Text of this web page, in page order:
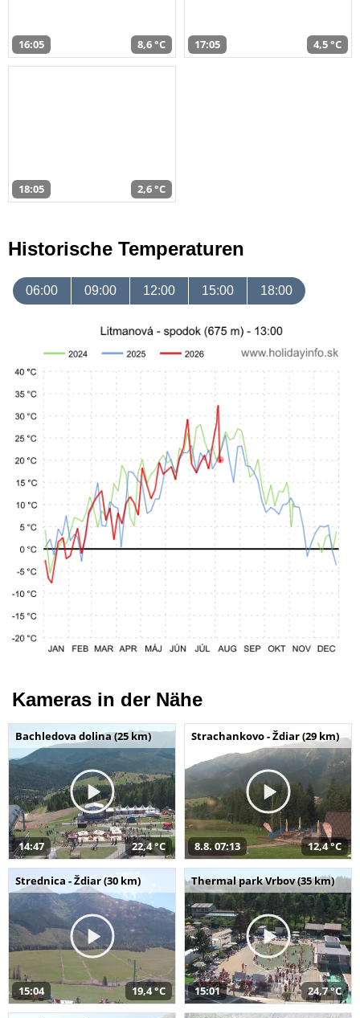
16:05 8,6 °C 17:05 4,5 °C
18:05 2,6 °C
Historische Temperaturen
06:00 09:00 12:00 15:00 18:00
Kameras in der Nähe
Bachledova dolina (25 km)
14:47 22,4 °C
Strachankovo - Ždiar (29 km)
8.8. 07:13 12,4 °C
Strednica - Ždiar (30 km)
15:04 19,4 °C
Thermal park Vrbov (35 km)
15:01 24,7 °C